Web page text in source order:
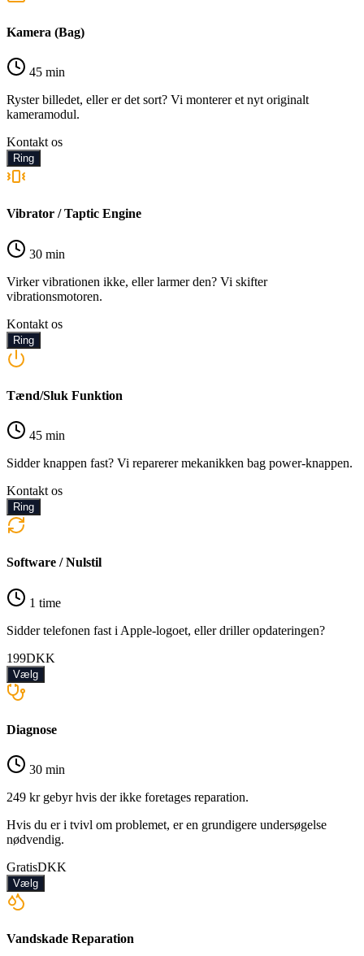
Kamera (Bag)
45 min
Ryster billedet, eller er det sort? Vi monterer et nyt originalt
kameramodul.
Kontakt os
Ring
Vibrator / Taptic Engine
30 min
Virker vibrationen ikke, eller larmer den? Vi skifter
vibrationsmotoren.
Kontakt os
Ring
Tænd/Sluk Funktion
45 min
Sidder knappen fast? Vi reparerer mekanikken bag power-knappen.
Kontakt os
Ring
Software / Nulstil
1 time
Sidder telefonen fast i Apple-logoet, eller driller opdateringen?
199DKK
Vælg
Diagnose
30 min
249 kr gebyr hvis der ikke foretages reparation.
Hvis du er i tvivl om problemet, er en grundigere undersøgelse
nødvendig.
GratisDKK
Vælg
Vandskade Reparation